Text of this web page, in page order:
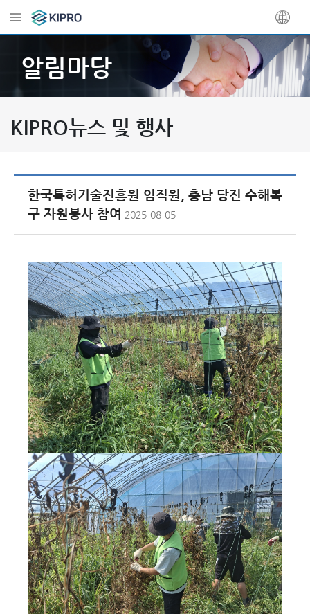
알림마당
KIPRO뉴스 및 행사
한국특허기술진흥원 임직원, 충남 당진 수해복
구 자원봉사 참여 2025-08-05